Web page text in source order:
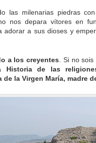
las milenarias piedras
nos depara vítores en
adorar a sus dioses y
a los creyentes . Si no
de las
de la Virgen María, madre